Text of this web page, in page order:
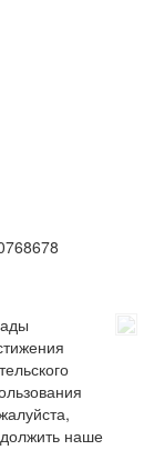
наше